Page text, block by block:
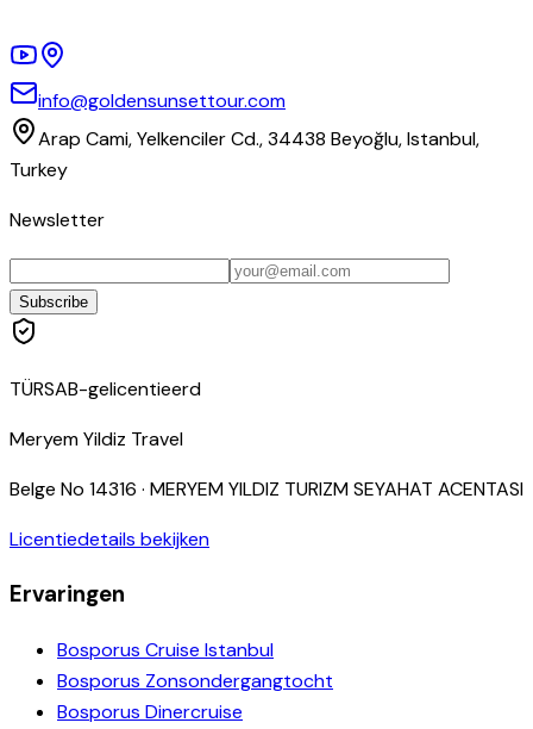
info@goldensunsettour.com
Arap Cami, Yelkenciler Cd., 34438 Beyoğlu, Istanbul,
Turkey
Newsletter
Subscribe
TÜRSAB-gelicentieerd
Meryem Yildiz Travel
Belge No 14316 · MERYEM YILDIZ TURIZM SEYAHAT ACENTASI
Licentiedetails bekijken
Ervaringen
Bosporus Cruise Istanbul
Bosporus Zonsondergangtocht
Bosporus Dinercruise